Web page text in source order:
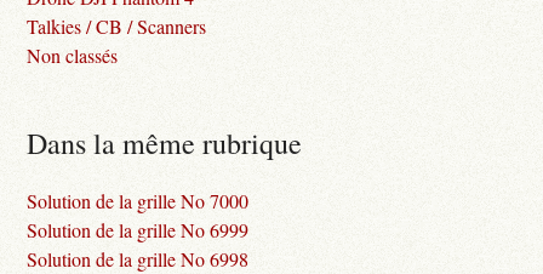
Talkies / CB / Scanners
Non classés
Dans la même rubrique
Solution de la grille No 7000
Solution de la grille No 6999
Solution de la grille No 6998